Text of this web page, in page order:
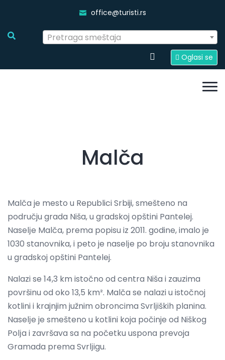
office@turisti.rs
Pretraga smeštaja
Oglasi se
Malča
Malča je mesto u Republici Srbiji, smešteno na
području grada Niša, u gradskoj opštini Pantelej.
Naselјe Malča, prema popisu iz 2011. godine, imalo je
1030 stanovnika, i peto je naselјe po broju stanovnika
u gradskoj opštini Pantelej.
Nalazi se 14,3 km istočno od centra Niša i zauzima
površinu od oko 13,5 km². Malča se nalazi u istočnoj
kotlini i krajnjim južnim obroncima Svrlјiških planina.
Naselјe je smešteno u kotlini koja počinje od Niškog
Polјa i završava sa na početku uspona prevoja
Gramada prema Svrlјigu.